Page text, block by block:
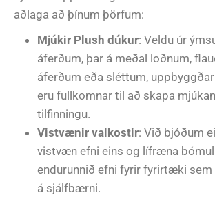
aðlaga að þínum þörfum:
Mjúkir Plush dúkur: Veldu úr
áferðum, þar á meðal loðnum,
áferðum eða sléttum,
eru fullkomnar til að skapa
tilfinningu.
Vistvænir valkostir: Við bjóðum
vistvæn efni eins og lífræna
endurunnið efni fyrir fyrirtæki sem
á sjálfbærni.